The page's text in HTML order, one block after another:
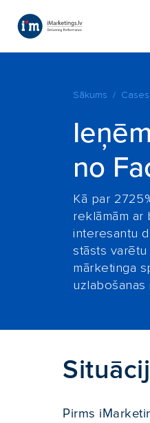
Sākums Cases
no
Kā par
reklāmām ar
interesantu
stāsts
mārketinga
uzlabošanas
Pirms